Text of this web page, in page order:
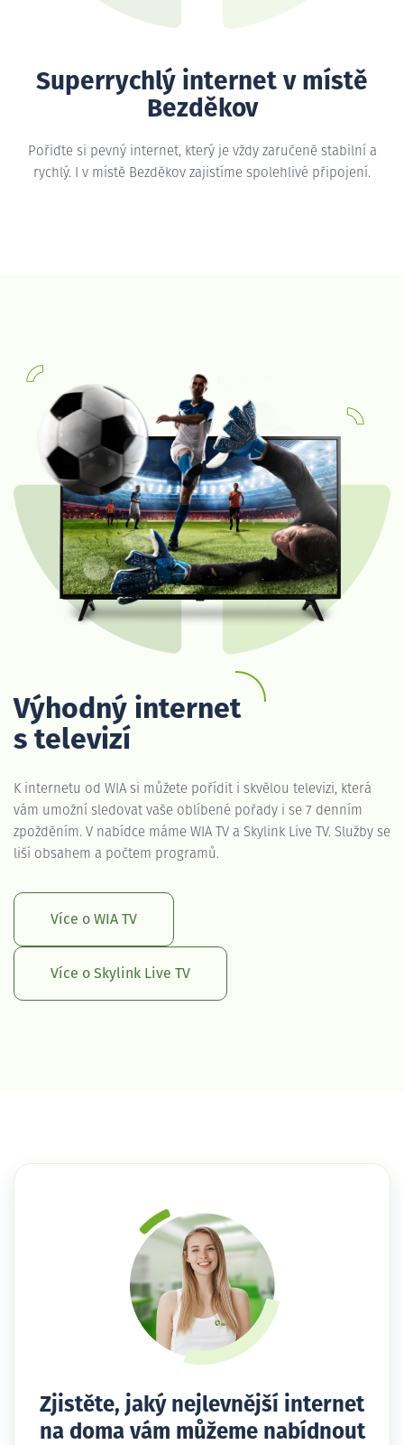
Superrychlý internet v místě
Bezděkov
Pořiďte si pevný internet, který je vždy zaručeně stabilní a
rychlý. I v místě Bezděkov zajistíme spolehlivé připojení.
Výhodný internet
s televizí
K internetu od WIA si můžete pořídit i skvělou televizi, která
vám umožní sledovat vaše oblíbené pořady i se 7 denním
zpožděním. V nabídce máme WIA TV a Skylink Live TV. Služby se
liší obsahem a počtem programů.
Více o WIA TV
Více o Skylink Live TV
Zjistěte, jaký nejlevnější internet
na doma vám můžeme nabídnout